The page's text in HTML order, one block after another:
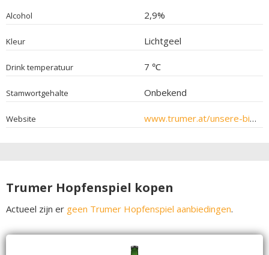
Alcohol 2,9%
Kleur Lichtgeel
Drink temperatuur 7 ℃
Stamwortgehalte Onbekend
Website www.trumer.at/unsere-biere-sortiment-trumer-hopfenspiel.php
Trumer Hopfenspiel kopen
Actueel zijn er geen Trumer Hopfenspiel aanbiedingen.